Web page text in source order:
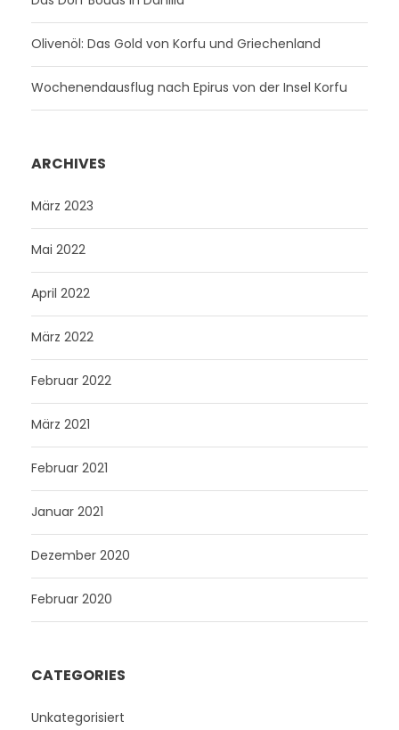
Olivenöl: Das Gold von Korfu und Griechenland
Wochenendausflug nach Epirus von der Insel Korfu
ARCHIVES
März 2023
Mai 2022
April 2022
März 2022
Februar 2022
März 2021
Februar 2021
Januar 2021
Dezember 2020
Februar 2020
CATEGORIES
Unkategorisiert